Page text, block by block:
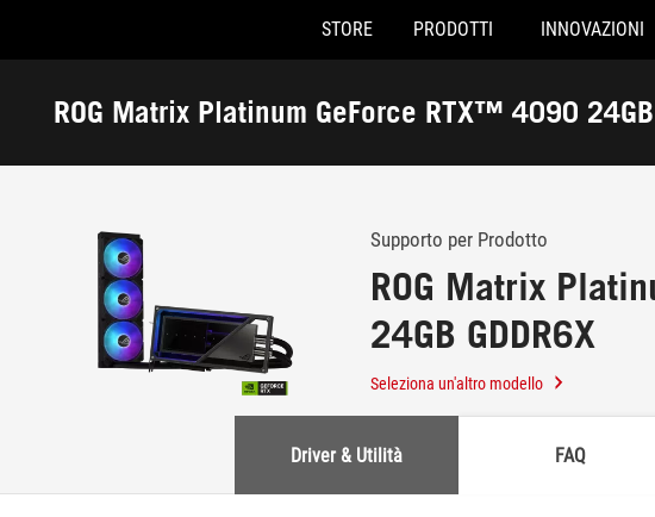
Accessibility links
STORE PRODOTTI INNOVAZIONI
ROG Matrix Platinum GeForce RTX™ 4090 24GB
Assistenza
Supporto per Prodotto
ROG Matrix
24GB GDDR6X
Seleziona un'altro modello
Driver & Utilità FAQ